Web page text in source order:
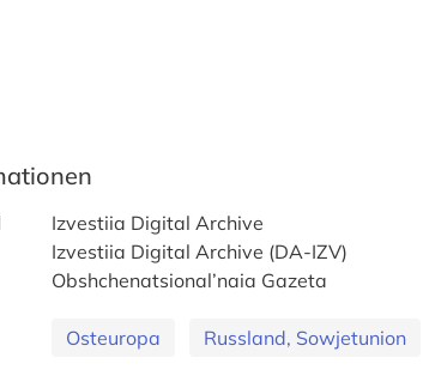
Izvestiia Digital Archive
Izvestiia Digital Archive (DA-IZV)
Obshchenatsional’naia Gazeta
Osteuropa Russland, Sowjetunion